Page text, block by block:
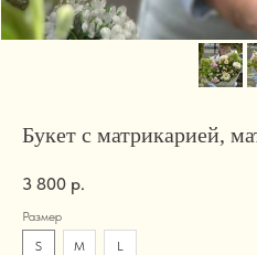
Букет с матрикарией,
3 800 р.
Размер
S
M L